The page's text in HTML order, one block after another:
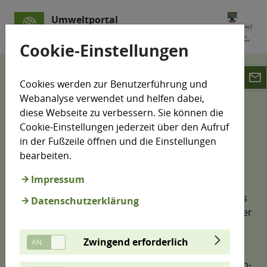
Umweltportal
Datenschutz Datenschutz Facebook
Hinweise zu Facebook
Sie wechseln zu Facebook!
Der Facebook-Auftritt vom Ministerium für
Wissenschaft, Energie, Klimaschutz und Umwelt des
Landes Sachsen-Anhalt wird von der Pressestelle der
Ministeriums betrieben.
Wenn Sie auf den untenstehenden Link klicken,
Cookie-Einstellungen
Cookies werden zur Benutzerführung und
Webanalyse verwendet und helfen dabei,
diese Webseite zu verbessern. Sie können die
Cookie-Einstellungen jederzeit über den Aufruf
in der Fußzeile öffnen und die Einstellungen
bearbeiten.
Impressum
Datenschutzerklärung
Zwingend erforderlich
email